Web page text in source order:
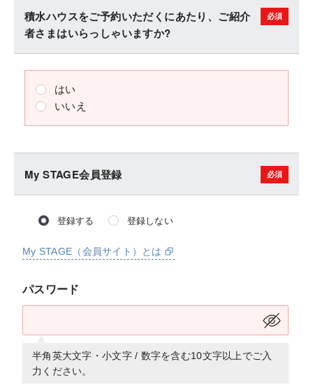
積水ハウスをご予約いただくにあたり、ご紹介
者さまはいらっしゃいますか?
はい
いいえ
My STAGE会員登録
登録する 登録しない
My STAGE（会員サイト）とは
パスワード
半角英大文字・小文字 / 数字を含む10文字以上でご入
力ください。